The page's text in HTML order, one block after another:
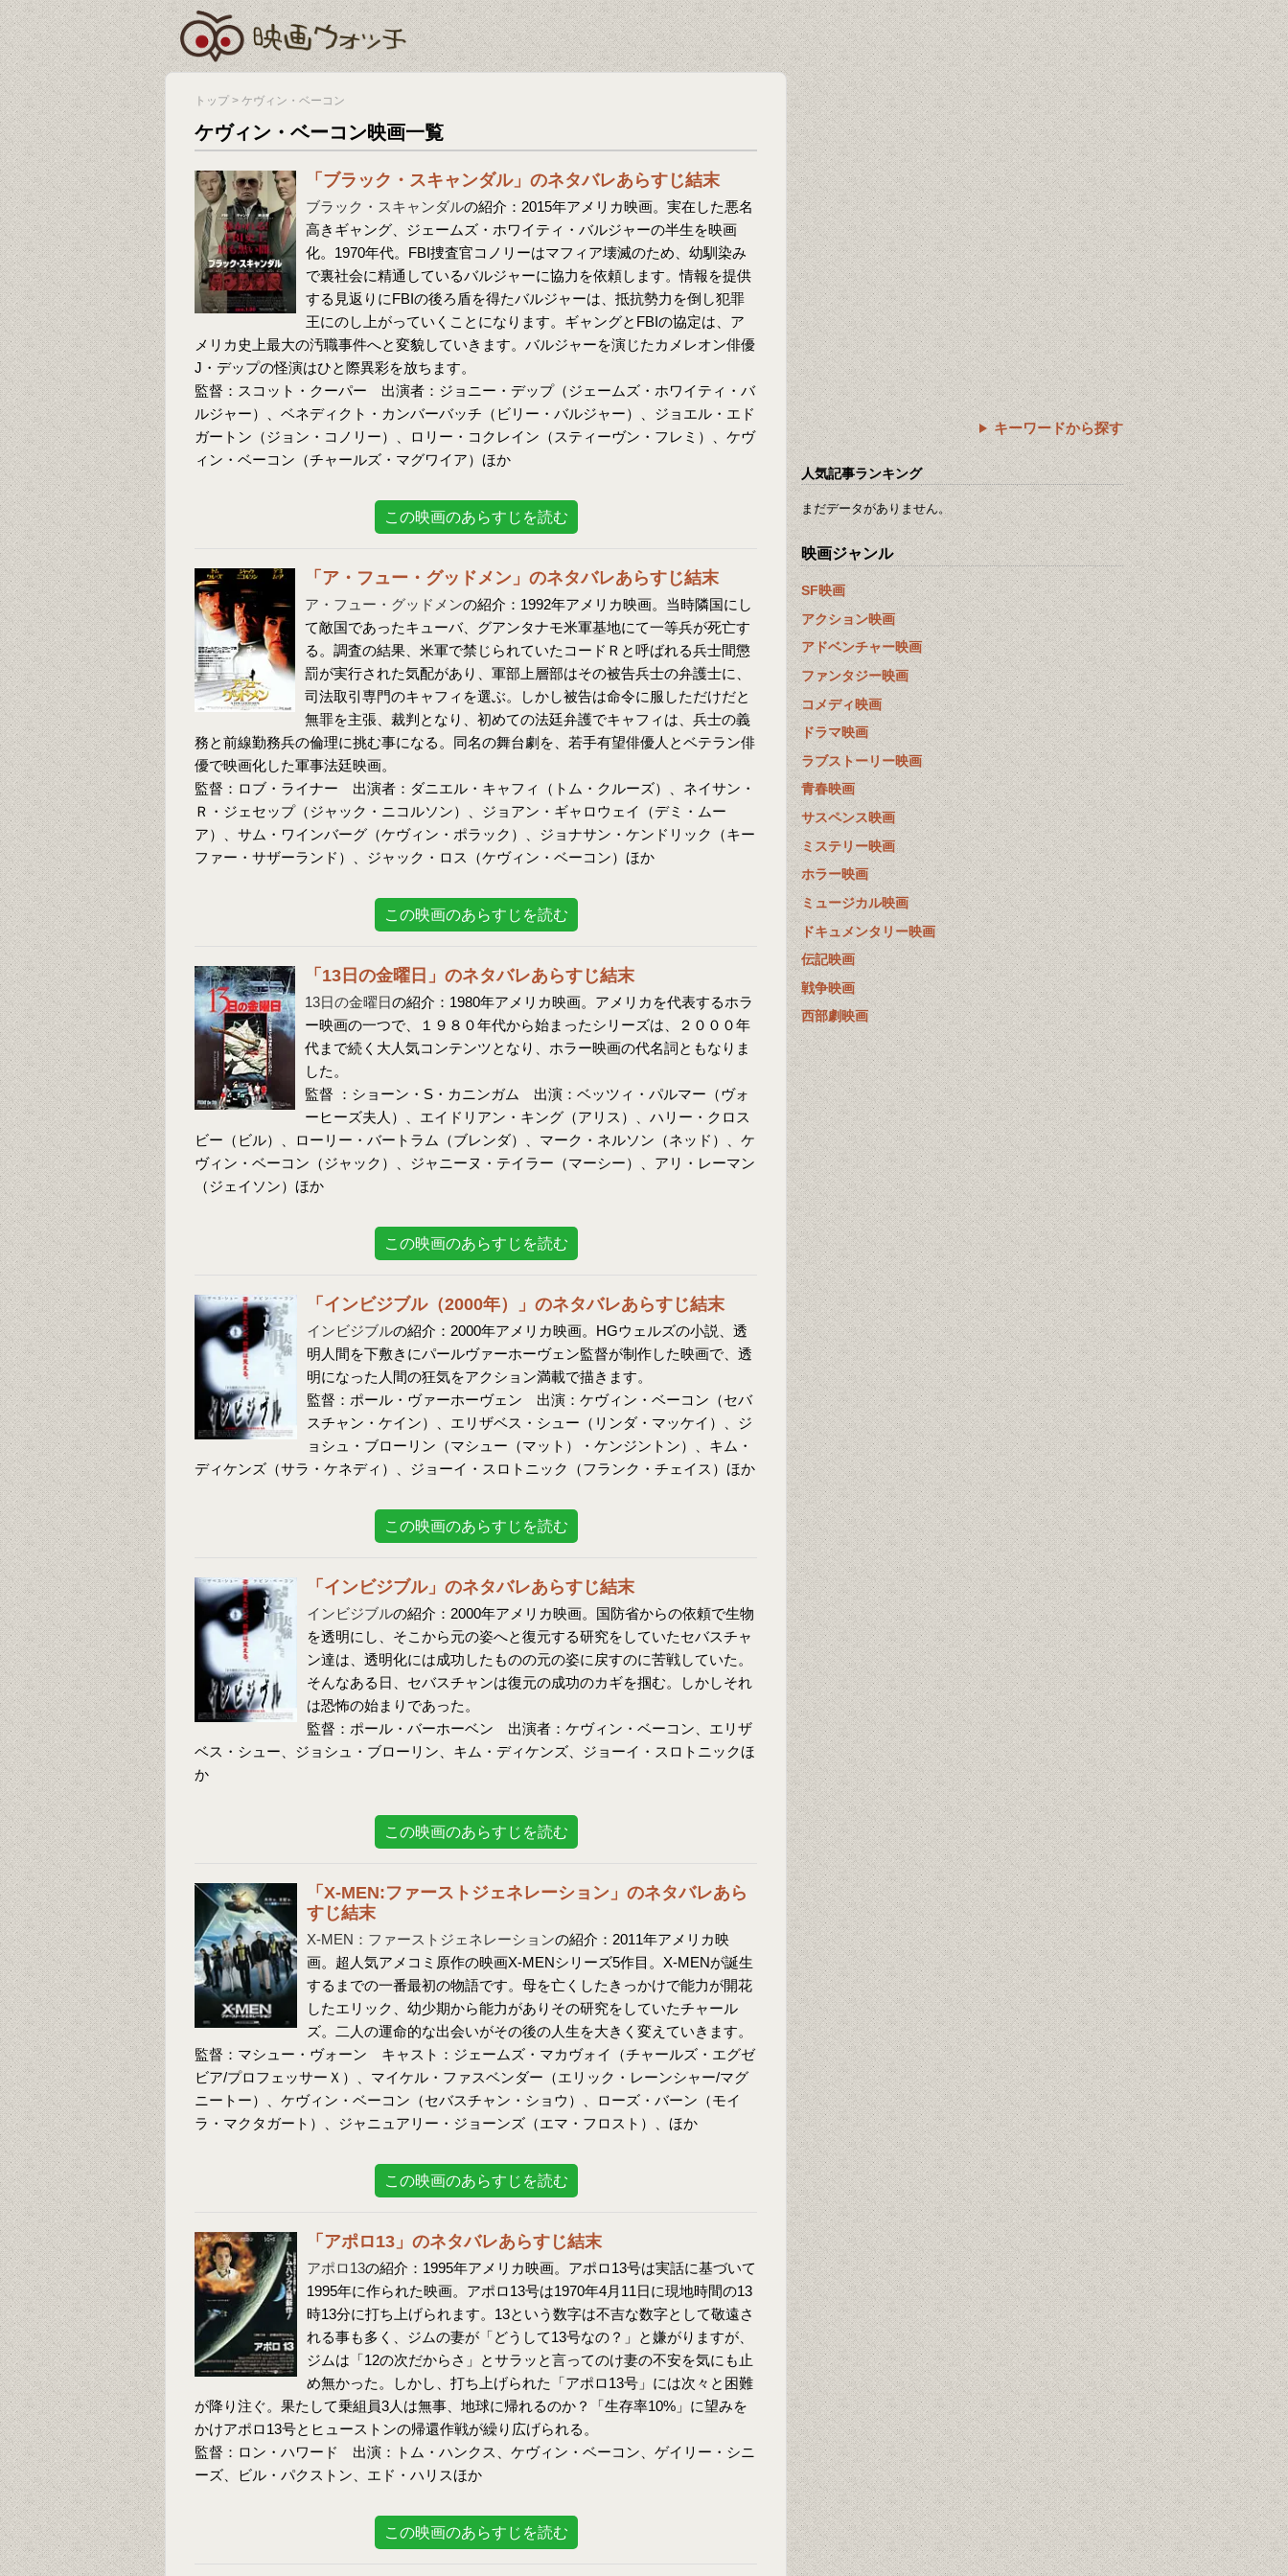
トップ > ケヴィン・ベーコン
ケヴィン・ベーコン映画一覧
「ブラック・スキャンダル」のネタバレあらすじ結末
ブラック・スキャンダルの紹介：2015年アメリカ映画。実在した悪名
高きギャング、ジェームズ・ホワイティ・バルジャーの半生を映画
化。1970年代。FBI捜査官コノリーはマフィア壊滅のため、幼馴染み
で裏社会に精通しているバルジャーに協力を依頼します。情報を提供
する見返りにFBIの後ろ盾を得たバルジャーは、抵抗勢力を倒し犯罪
王にのし上がっていくことになります。ギャングとFBIの協定は、ア
メリカ史上最大の汚職事件へと変貌していきます。バルジャーを演じたカメレオン俳優
J・デップの怪演はひと際異彩を放ちます。
監督：スコット・クーパー 出演者：ジョニー・デップ（ジェームズ・ホワイティ・バ
ルジャー）、ベネディクト・カンバーバッチ（ビリー・バルジャー）、ジョエル・エド
ガートン（ジョン・コノリー）、ロリー・コクレイン（スティーヴン・フレミ）、ケヴ
ィン・ベーコン（チャールズ・マグワイア）ほか
この映画のあらすじを読む
「ア・フュー・グッドメン」のネタバレあらすじ結末
ア・フュー・グッドメンの紹介：1992年アメリカ映画。当時隣国にし
て敵国であったキューバ、グアンタナモ米軍基地にて一等兵が死亡す
る。調査の結果、米軍で禁じられていたコードＲと呼ばれる兵士間懲
罰が実行された気配があり、軍部上層部はその被告兵士の弁護士に、
司法取引専門のキャフィを選ぶ。しかし被告は命令に服しただけだと
無罪を主張、裁判となり、初めての法廷弁護でキャフィは、兵士の義
務と前線勤務兵の倫理に挑む事になる。同名の舞台劇を、若手有望俳優人とベテラン俳
優で映画化した軍事法廷映画。
監督：ロブ・ライナー 出演者：ダニエル・キャフィ（トム・クルーズ）、ネイサン・
Ｒ・ジェセップ（ジャック・ニコルソン）、ジョアン・ギャロウェイ（デミ・ムー
ア）、サム・ワインバーグ（ケヴィン・ポラック）、ジョナサン・ケンドリック（キー
ファー・サザーランド）、ジャック・ロス（ケヴィン・ベーコン）ほか
この映画のあらすじを読む
「13日の金曜日」のネタバレあらすじ結末
13日の金曜日の紹介：1980年アメリカ映画。アメリカを代表するホラ
ー映画の一つで、１９８０年代から始まったシリーズは、２０００年
代まで続く大人気コンテンツとなり、ホラー映画の代名詞ともなりま
した。
監督 ：ショーン・S・カニンガム 出演：ベッツィ・パルマー（ヴォ
ーヒーズ夫人）、エイドリアン・キング（アリス）、ハリー・クロス
ビー（ビル）、ローリー・バートラム（ブレンダ）、マーク・ネルソン（ネッド）、ケ
ヴィン・ベーコン（ジャック）、ジャニーヌ・テイラー（マーシー）、アリ・レーマン
（ジェイソン）ほか
この映画のあらすじを読む
「インビジブル（2000年）」のネタバレあらすじ結末
インビジブルの紹介：2000年アメリカ映画。HGウェルズの小説、透
明人間を下敷きにパールヴァーホーヴェン監督が制作した映画で、透
明になった人間の狂気をアクション満載で描きます。
監督：ポール・ヴァーホーヴェン 出演：ケヴィン・ベーコン（セバ
スチャン・ケイン）、エリザベス・シュー（リンダ・マッケイ）、ジ
ョシュ・ブローリン（マシュー（マット）・ケンジントン）、キム・
ディケンズ（サラ・ケネディ）、ジョーイ・スロトニック（フランク・チェイス）ほか
この映画のあらすじを読む
「インビジブル」のネタバレあらすじ結末
インビジブルの紹介：2000年アメリカ映画。国防省からの依頼で生物
を透明にし、そこから元の姿へと復元する研究をしていたセバスチャ
ン達は、透明化には成功したものの元の姿に戻すのに苦戦していた。
そんなある日、セバスチャンは復元の成功のカギを掴む。しかしそれ
は恐怖の始まりであった。
監督：ポール・バーホーベン 出演者：ケヴィン・ベーコン、エリザ
ベス・シュー、ジョシュ・ブローリン、キム・ディケンズ、ジョーイ・スロトニックほ
か
この映画のあらすじを読む
「X-MEN:ファーストジェネレーション」のネタバレあら
すじ結末
X-MEN：ファーストジェネレーションの紹介：2011年アメリカ映
画。超人気アメコミ原作の映画X-MENシリーズ5作目。X-MENが誕生
するまでの一番最初の物語です。母を亡くしたきっかけで能力が開花
したエリック、幼少期から能力がありその研究をしていたチャール
ズ。二人の運命的な出会いがその後の人生を大きく変えていきます。
監督：マシュー・ヴォーン キャスト：ジェームズ・マカヴォイ（チャールズ・エグゼ
ビア/プロフェッサーＸ）、マイケル・ファスベンダー（エリック・レーンシャー/マグ
ニートー）、ケヴィン・ベーコン（セバスチャン・ショウ）、ローズ・バーン（モイ
ラ・マクタガート）、ジャニュアリー・ジョーンズ（エマ・フロスト）、ほか
この映画のあらすじを読む
「アポロ13」のネタバレあらすじ結末
アポロ13の紹介：1995年アメリカ映画。アポロ13号は実話に基づいて
1995年に作られた映画。アポロ13号は1970年4月11日に現地時間の13
時13分に打ち上げられます。13という数字は不吉な数字として敬遠さ
れる事も多く、ジムの妻が「どうして13号なの？」と嫌がりますが、
ジムは「12の次だからさ」とサラッと言ってのけ妻の不安を気にも止
め無かった。しかし、打ち上げられた「アポロ13号」には次々と困難
が降り注ぐ。果たして乗組員3人は無事、地球に帰れるのか？「生存率10%」に望みを
かけアポロ13号とヒューストンの帰還作戦が繰り広げられる。
監督：ロン・ハワード 出演：トム・ハンクス、ケヴィン・ベーコン、ゲイリー・シニ
ーズ、ビル・パクストン、エド・ハリスほか
この映画のあらすじを読む
キーワードから探す
人気記事ランキング
まだデータがありません。
映画ジャンル
SF映画
アクション映画
アドベンチャー映画
ファンタジー映画
コメディ映画
ドラマ映画
ラブストーリー映画
青春映画
サスペンス映画
ミステリー映画
ホラー映画
ミュージカル映画
ドキュメンタリー映画
伝記映画
戦争映画
西部劇映画